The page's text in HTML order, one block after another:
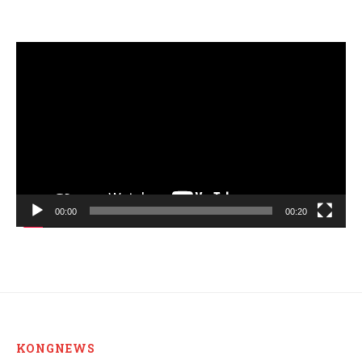
00:00 00:20
KONGNEWS